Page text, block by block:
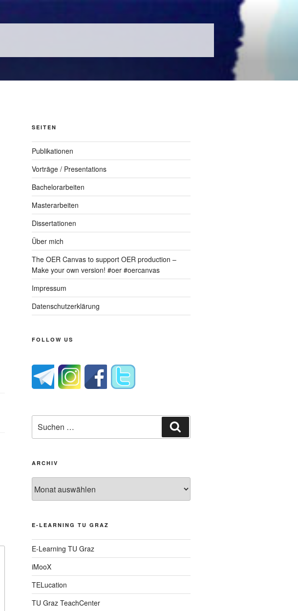
SEITEN
Publikationen
Vorträge / Presentations
Bachelorarbeiten
Masterarbeiten
Dissertationen
Über mich
The OER Canvas to support OER production –
Make your own version! #oer #oercanvas
Impressum
Datenschutzerklärung
FOLLOW US
nach:
ARCHIV
E-LEARNING TU GRAZ
E-Learning TU Graz
iMooX
TELucation
TU Graz TeachCenter